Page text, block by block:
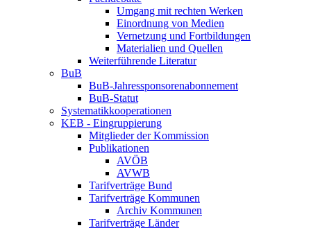
Umgang mit rechten Werken
Einordnung von Medien
Vernetzung und Fortbildungen
Materialien und Quellen
Weiterführende Literatur
BuB
BuB-Jahressponsorenabonnement
BuB-Statut
Systematikkooperationen
KEB - Eingruppierung
Mitglieder der Kommission
Publikationen
AVÖB
AVWB
Tarifverträge Bund
Tarifverträge Kommunen
Archiv Kommunen
Tarifverträge Länder